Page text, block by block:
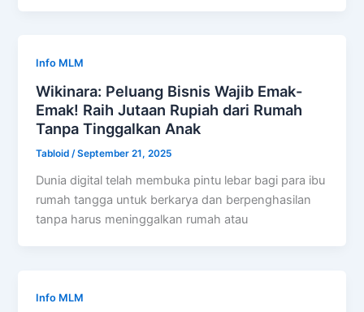
Info MLM
Wikinara: Peluang Bisnis Wajib Emak-
Emak! Raih Jutaan Rupiah dari Rumah
Tanpa Tinggalkan Anak
Tabloid /September 21, 2025
Dunia digital telah membuka pintu lebar bagi para ibu
rumah tangga untuk berkarya dan berpenghasilan
tanpa harus meninggalkan rumah atau
Info MLM